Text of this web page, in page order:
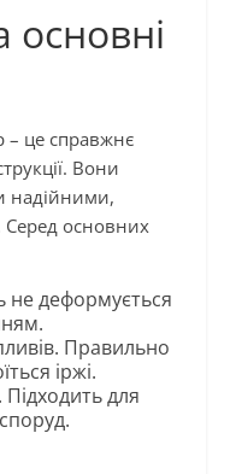
основні
– це справжнє
Вони
надійними,
основних
не деформується
Правильно
іржі.
Підходить для